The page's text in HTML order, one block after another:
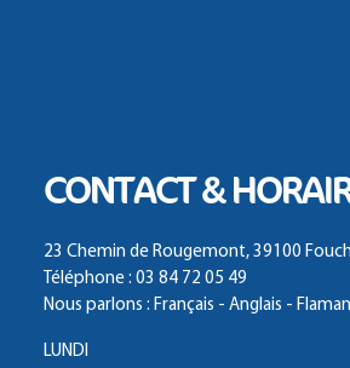
CONTACT &
23 Chemin de Rougemont, 39100
Téléphone : 03 84 72 05 49
Nous parlons : Français - Anglais -
LUNDI